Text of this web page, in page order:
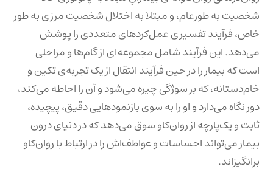
شخصیت به طورعام، و مبتلا به اختلال شخصیت مرزی به طور
خاص، فرآیند تفسیری عمل‌کردهای متعددی را پوشش
می‌دهد. این فرآیند شامل مجموعه‌ای از گام‌ها و مراحلی
است که بیمار را در حین فرآیند انتقال از یک تجربه‌ی تکین و‌
خام‌دستانه، که بر سوژگی چیره می‌شود و آن را احاطه می‌کند،
دور نگاه می‌دارد و او را به سوی بازنمودهایی دقیق، پیچیده،
ثابت و یک‌پارچه‌‌‌‌ از روان‌کاو سوق می‌دهد که در دنیای درون
بیمار می‌تواند احساسات و عواطف‌اش را در ارتباط با روان‌کاو
برانگیزاند.